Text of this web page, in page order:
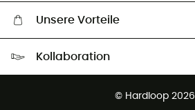
Unsere Vorteile
Kollaboration
© Hardloop 2026